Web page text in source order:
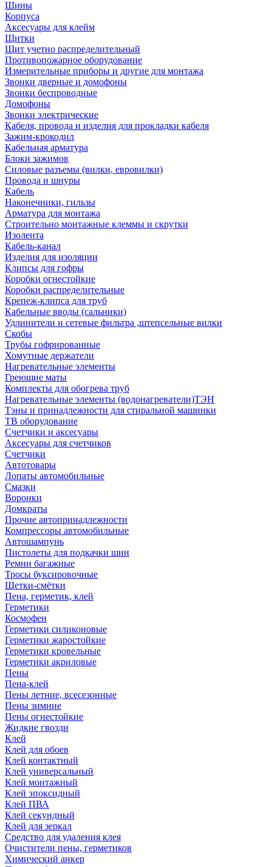
Шины
Корпуса
Аксесуары для клейм
Щитки
Щит учетно распределительный
Противопожарное оборудование
Измерительные приборы и другие для монтажа
Звонки дверные и домофоны
Звонки беспроводные
Домофоны
Звонки электрические
Кабеля, провода и изделия для прокладки кабеля
Зажим-крокодил
Кабельная арматура
Блоки зажимов
Силовые разъемы (вилки, евровилки)
Провода и шнуры
Кабель
Наконечники, гильзы
Арматура для монтажа
Строительно монтажные клеммы и скрутки
Изолента
Кабель-канал
Изделия для изоляции
Клипсы для гофры
Коробки огнестойкие
Коробки распределительные
Крепеж-клипса для труб
Кабельные вводы (сальники)
Удлинители и сетевые фильтра ,штепсельные вилки
Скобы
Трубы гофрированные
Хомутные держатели
Нагревательные элементы
Греющие маты
Комплекты для обогрева труб
Нагревательные элементы (водонагреватели)ТЭН
Тэны и принадлежности для стиральной машинки
ТВ оборудование
Счетчики и аксесуары
Аксесуары для счетчиков
Счетчики
Автотовары
Лопаты автомобильные
Смазки
Воронки
Домкраты
Прочие автопринадлежности
Компрессоры автомобильные
Автошампунь
Пистолеты для подкачки шин
Ремни багажные
Тросы буксировочные
Щетки-смётки
Пена, герметик, клей
Герметики
Космофен
Герметики силиконовые
Герметики жаростойкие
Герметики кровельные
Герметики акриловые
Пены
Пена-клей
Пены летние, всесезонные
Пены зимние
Пены огнестойкие
Жидкие гвозди
Клей
Клей для обоев
Клей контактный
Клей универсальный
Клей монтажный
Клей эпоксидный
Клей ПВА
Клей секундный
Клей для зеркал
Средство для удаления клея
Очистители пены, герметиков
Химический анкер